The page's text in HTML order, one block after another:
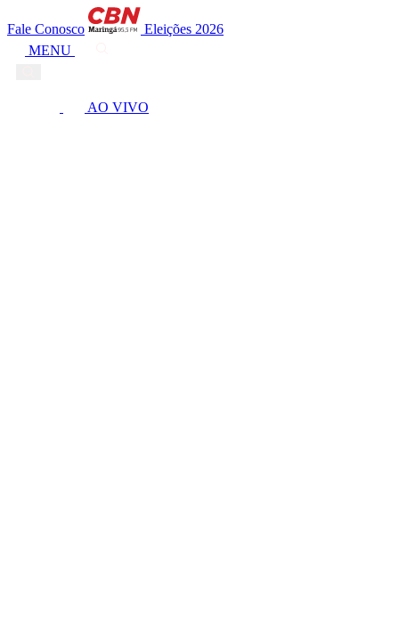
Fale Conosco
Eleições 2026
MENU
AO VIVO